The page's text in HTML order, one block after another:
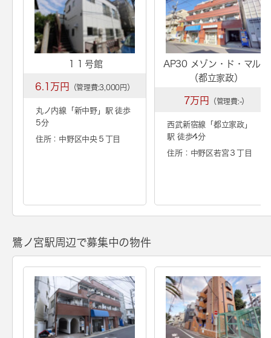
１１号館
6.1万円 （管理費:3,000円）
丸ノ内線「 新中野」駅 徒歩
5分
住所：中野区中央５丁目
AP30 メゾン・ド・マルス
（都立家政）
7万円 （管理費:-）
西武新宿線「 都立家政」
駅 徒歩4分
住所：中野区若宮３丁目
鷺ノ宮駅周辺で募集中の物件